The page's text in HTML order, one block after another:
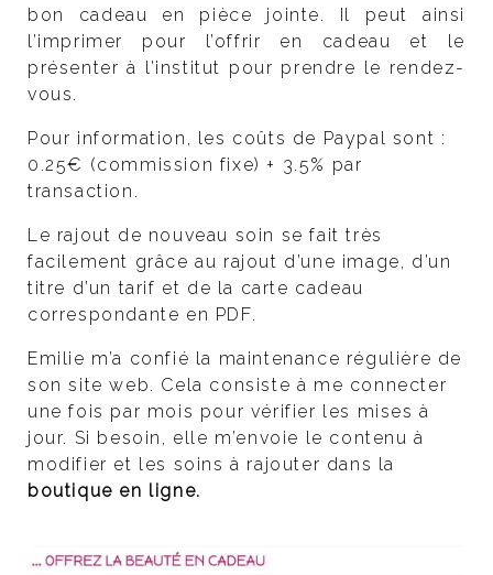
bon cadeau en pièce jointe. Il peut ainsi
l’imprimer pour l’offrir en cadeau et le
présenter à l’institut pour prendre le rendez-
vous.
Pour information, les coûts de Paypal sont :
0.25€ (commission fixe) + 3.5% par
transaction.
Le rajout de nouveau soin se fait très
facilement grâce au rajout d’une image, d’un
titre d’un tarif et de la carte cadeau
correspondante en PDF.
Emilie m’a confié la maintenance régulière de
son site web. Cela consiste à me connecter
une fois par mois pour vérifier les mises à
jour. Si besoin, elle m’envoie le contenu à
modifier et les soins à rajouter dans la
boutique en ligne.